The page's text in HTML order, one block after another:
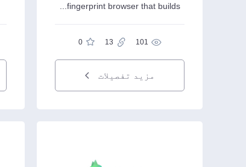
fingerprint browser that builds...
101
13
0
مزید تفصیلات